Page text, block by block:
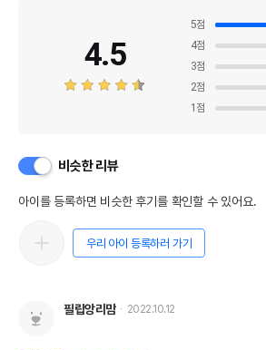
4.5
5점
4점
3점
2점
1 점
비슷한 리뷰
아이를 등록하면 비슷한 후기를 확인할 수 있어요.
우리 아이 등록하러 가기
필립앙리맘 2022.10.12